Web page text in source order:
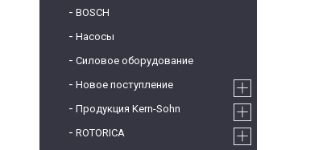
BOSCH
Насосы
Силовое оборудование
Новое поступление
Продукция Kern-Sohn
ROTORICA